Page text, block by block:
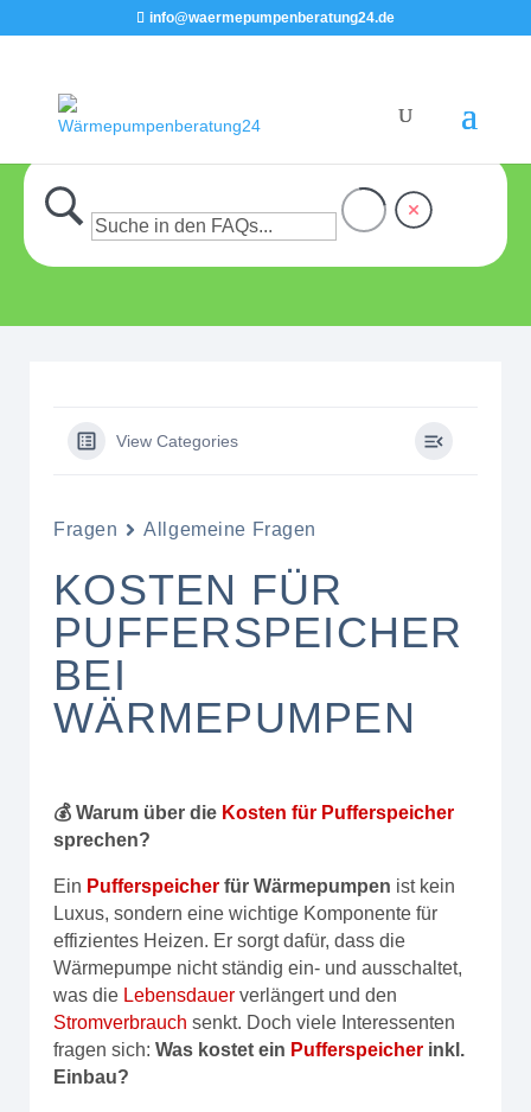
info@waermepumpenberatung24.de
View Categories
Fragen Allgemeine Fragen
KOSTEN FÜR
PUFFERSPEICHER
BEI
WÄRMEPUMPEN
💰 Warum über die Kosten für Pufferspeicher
sprechen?
Ein Pufferspeicher für Wärmepumpen ist kein
Luxus, sondern eine wichtige Komponente für
effizientes Heizen. Er sorgt dafür, dass die
Wärmepumpe nicht ständig ein- und ausschaltet,
was die Lebensdauer verlängert und den
Stromverbrauch senkt. Doch viele Interessenten
fragen sich: Was kostet ein Pufferspeicher inkl.
Einbau?